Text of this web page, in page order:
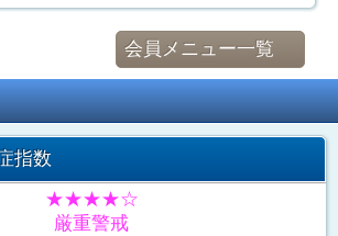
会員メニュー一覧
指数
★★★★☆
厳重警戒